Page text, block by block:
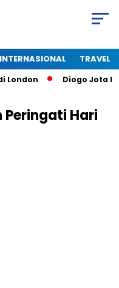
INTERNASIONAL TRAVEL
Diogo Jota Dies
Peringati Hari